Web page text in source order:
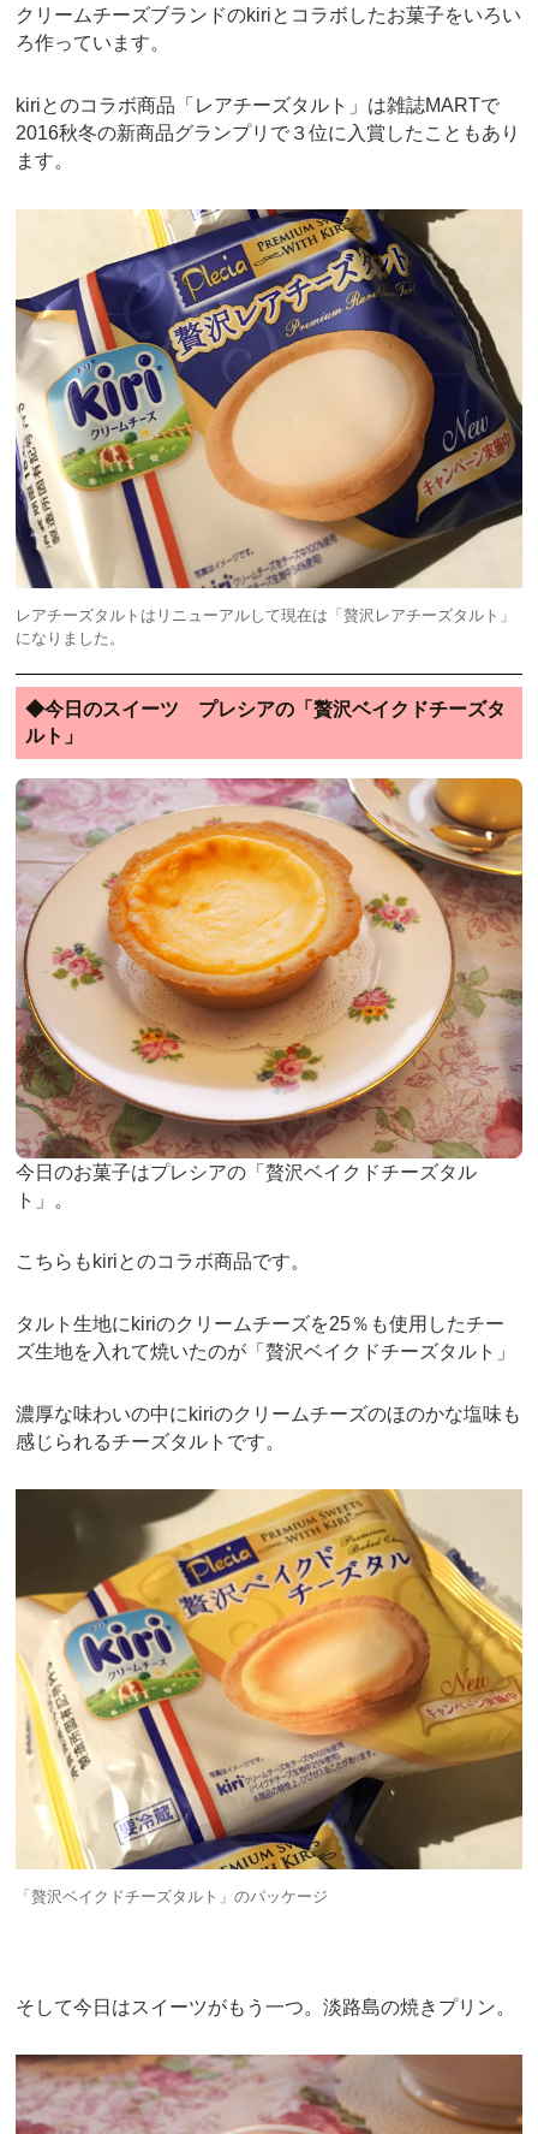
クリームチーズブランドのkiriとコラボしたお菓子をいろい
ろ作っています。
kiriとのコラボ商品「レアチーズタルト」は雑誌MARTで
2016秋冬の新商品グランプリで３位に入賞したこともあり
ます。
レアチーズタルトはリニューアルして現在は「贅沢レアチーズタルト」
になりました。
◆今日のスイーツ プレシアの「贅沢ベイクドチーズタ
ルト」
今日のお菓子はプレシアの「贅沢ベイクドチーズタル
ト」。
こちらもkiriとのコラボ商品です。
タルト生地にkiriのクリームチーズを25％も使用したチー
ズ生地を入れて焼いたのが「贅沢ベイクドチーズタルト」
濃厚な味わいの中にkiriのクリームチーズのほのかな塩味も
感じられるチーズタルトです。
「贅沢ベイクドチーズタルト」のパッケージ
そして今日はスイーツがもう一つ。淡路島の焼きプリン。